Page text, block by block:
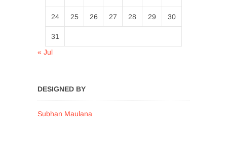
24 25 26 27 28 29 30
31
« Jul
DESIGNED BY
Subhan Maulana